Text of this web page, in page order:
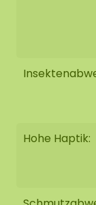
Hohe Haptik: